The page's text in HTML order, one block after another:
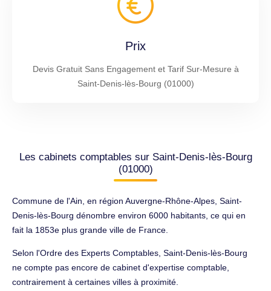
Prix
Devis Gratuit Sans Engagement et Tarif Sur-Mesure à
Saint-Denis-lès-Bourg (01000)
Les cabinets comptables sur Saint-Denis-lès-Bourg
(01000)
Commune de l'Ain, en région Auvergne-Rhône-Alpes, Saint-
Denis-lès-Bourg dénombre environ 6000 habitants, ce qui en
fait la 1853e plus grande ville de France.
Selon l'Ordre des Experts Comptables, Saint-Denis-lès-Bourg
ne compte pas encore de cabinet d'expertise comptable,
contrairement à certaines villes à proximité.